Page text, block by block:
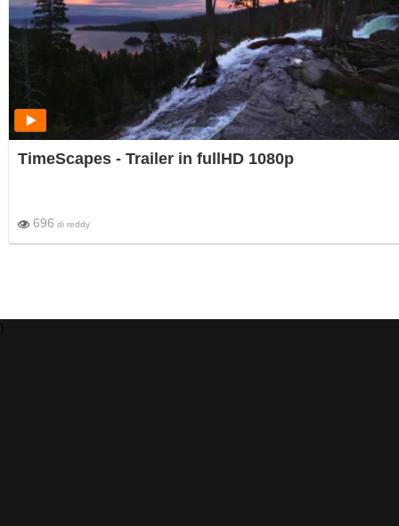
TimeScapes - Trailer in fullHD 1080p
696 di reddy